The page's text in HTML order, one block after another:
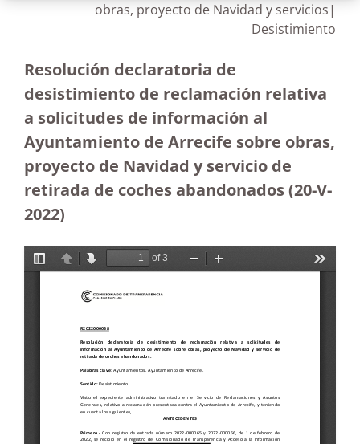
obras, proyecto de Navidad y servicios|
Desistimiento
Resolución declaratoria de
desistimiento de reclamación relativa
a solicitudes de información al
Ayuntamiento de Arrecife sobre obras,
proyecto de Navidad y servicio de
retirada de coches abandonados (20-V-
2022)